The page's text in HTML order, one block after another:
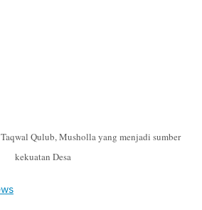
Qulub, Musholla yang menjadi sumber
kekuatan Desa